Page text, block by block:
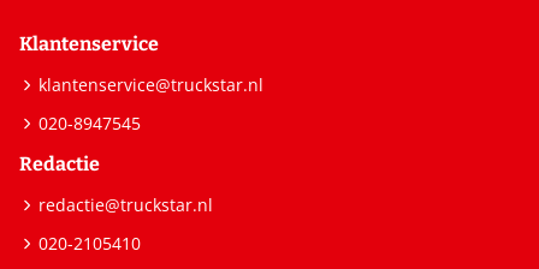
Klantenservice
klantenservice@truckstar.nl
020-8947545
Redactie
redactie@truckstar.nl
020-2105410